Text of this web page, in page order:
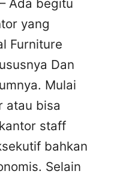
– Ada begitu
yang
Furniture
Dan
Mulai
atau bisa
staff
bahkan
Selain